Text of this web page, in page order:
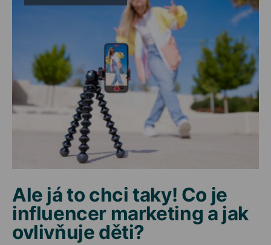
Ale já to chci taky! Co je
influencer marketing a jak
ovlivňuje děti?